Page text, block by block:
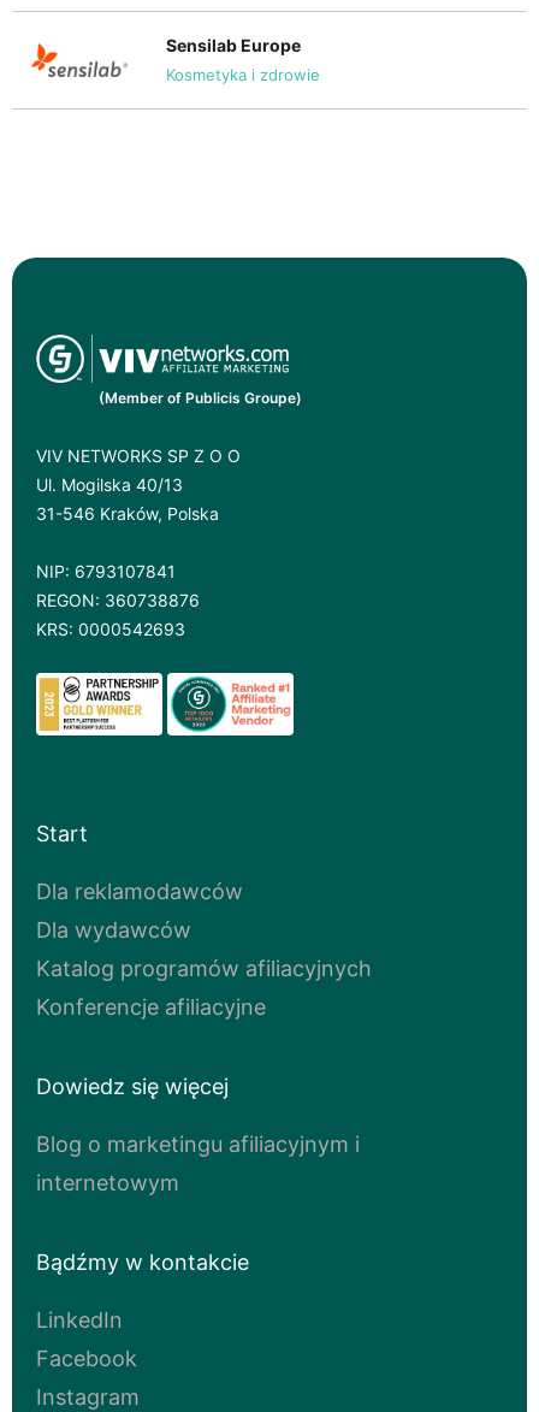
Sensilab Europe
Kosmetyka i zdrowie
(Member of Publicis Groupe)
VIV NETWORKS SP Z O O
Ul. Mogilska 40/13
31-546 Kraków, Polska
NIP: 6793107841
REGON: 360738876
KRS: 0000542693
Start
Dla reklamodawców
Dla wydawców
Katalog programów afiliacyjnych
Konferencje afiliacyjne
Dowiedz się więcej
Blog o marketingu afiliacyjnym i
internetowym
Bądźmy w kontakcie
LinkedIn
Facebook
Instagram